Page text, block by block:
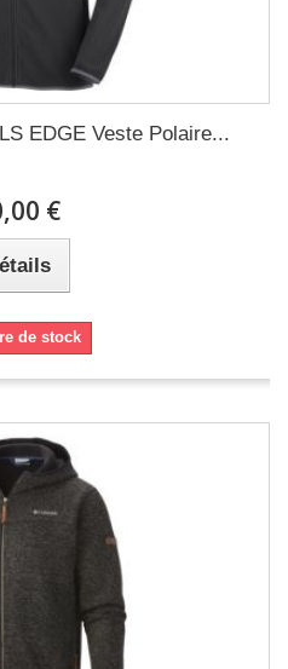
EDGE Veste Polaire...
€
de stock